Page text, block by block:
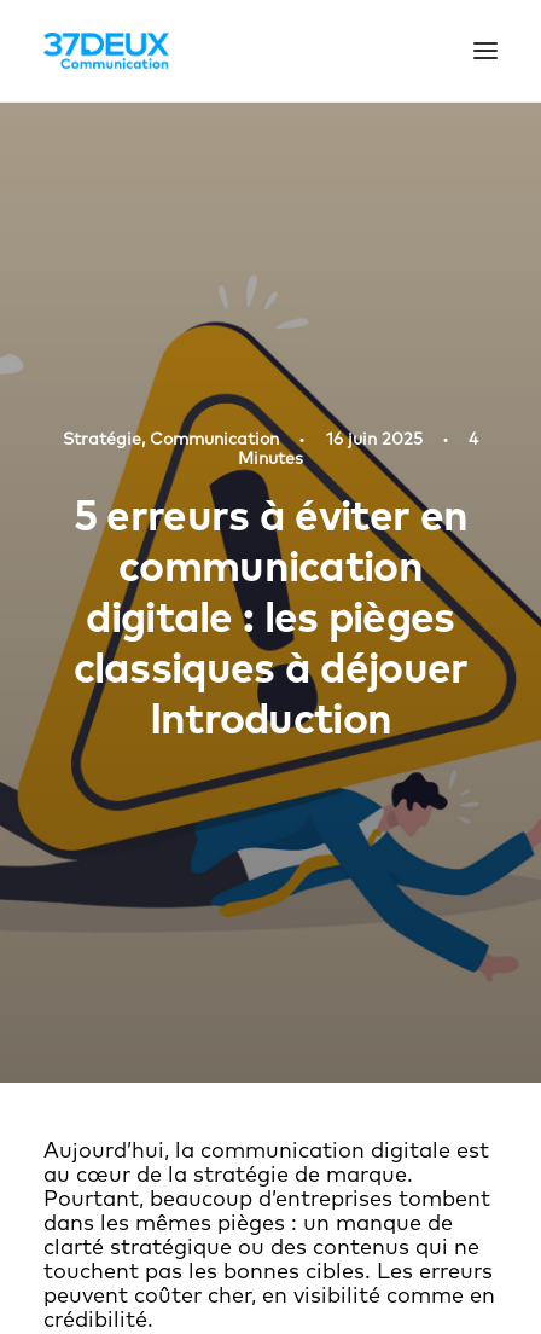
Stratégie, Communication • 16 juin 2025 •
4
Minutes
5 erreurs à éviter en
communication
digitale : les pièges
classiques à déjouer
Introduction
Aujourd’hui, la communication digitale est
au cœur de la stratégie de marque.
Pourtant, beaucoup d’entreprises tombent
dans les mêmes pièges : un manque de
clarté stratégique ou des contenus qui ne
touchent pas les bonnes cibles. Les erreurs
peuvent coûter cher, en visibilité comme en
crédibilité.